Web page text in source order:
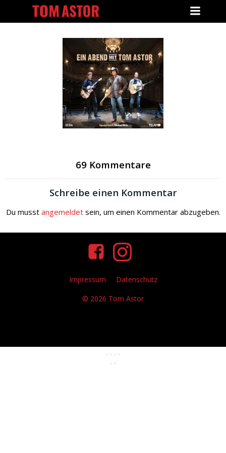
69 Kommentare
Schreibe einen Kommentar
Du musst angemeldetsein, um einen Kommentar abzugeben.
© 2026 Tom Astor
Impressum Datenschutz